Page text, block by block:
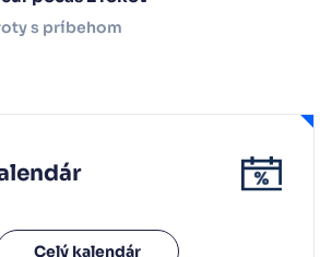
s príbehom
Celý kalendár